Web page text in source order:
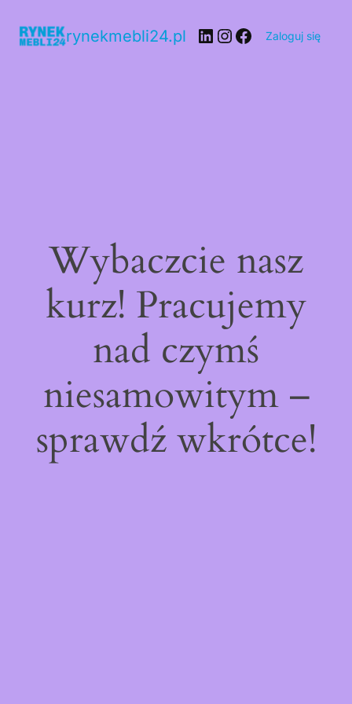
rynekmebli24.pl Zaloguj się
Wybaczcie nasz
kurz! Pracujemy
nad czymś
niesamowitym –
sprawdź wkrótce!